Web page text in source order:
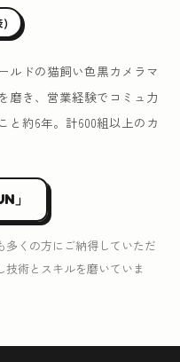
)
ルドの猫飼い色黒カメラマ
磨き、営業経験でコミュ力
と約6年。計600組以上のカ
」
くの方にご納得していただ
術とスキルを磨いていま